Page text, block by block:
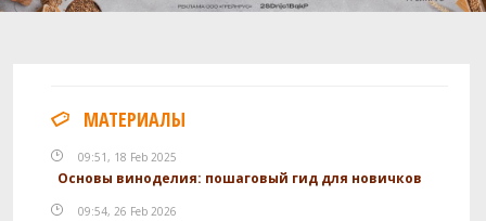
МАТЕРИАЛЫ
09:51, 18 Feb 2025
Основы виноделия: пошаговый гид для новичков
09:54, 26 Feb 2026